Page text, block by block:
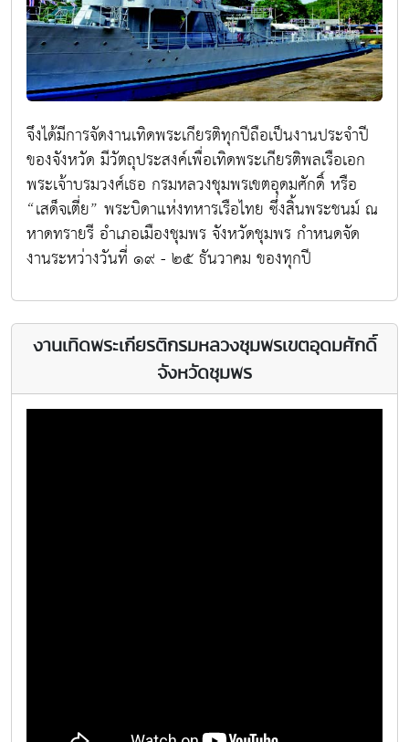
จึงได้มีการจัดงานเทิดพระเกียรติทุกปีถือเป็นงานประจำปี
ของจังหวัด มีวัตถุประสงค์เพื่อเทิดพระเกียรติพลเรือเอก
พระเจ้าบรมวงศ์เธอ กรมหลวงชุมพรเขตอุดมศักดิ์ หรือ
“เสด็จเตี่ย” พระบิดาแห่งทหารเรือไทย ซึ่งสิ้นพระชนม์ ณ
หาดทรายรี อำเภอเมืองชุมพร จังหวัดชุมพร กำหนดจัด
งานระหว่างวันที่ ๑๙ - ๒๕ ธันวาคม ของทุกปี
งานเทิดพระเกียรติกรมหลวงชุมพรเขตอุดมศักดิ์
จังหวัดชุมพร